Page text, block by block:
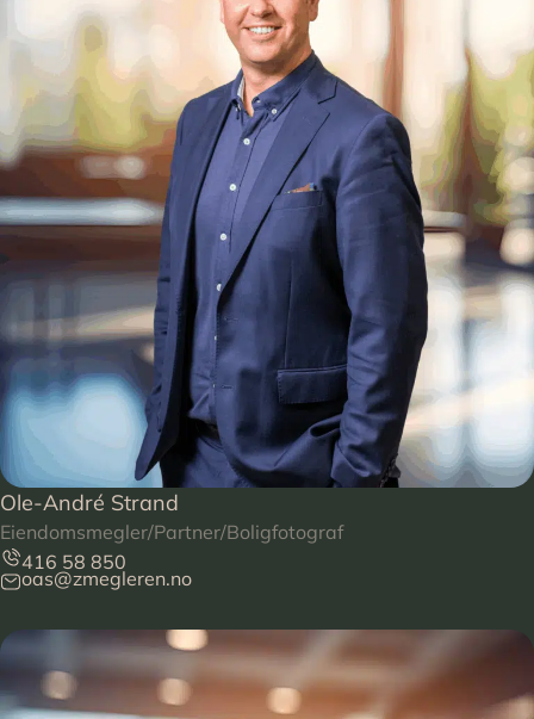
Ole-André Strand
Eiendomsmegler/Partner/Boligfotograf
416 58 850
oas@zmegleren.no